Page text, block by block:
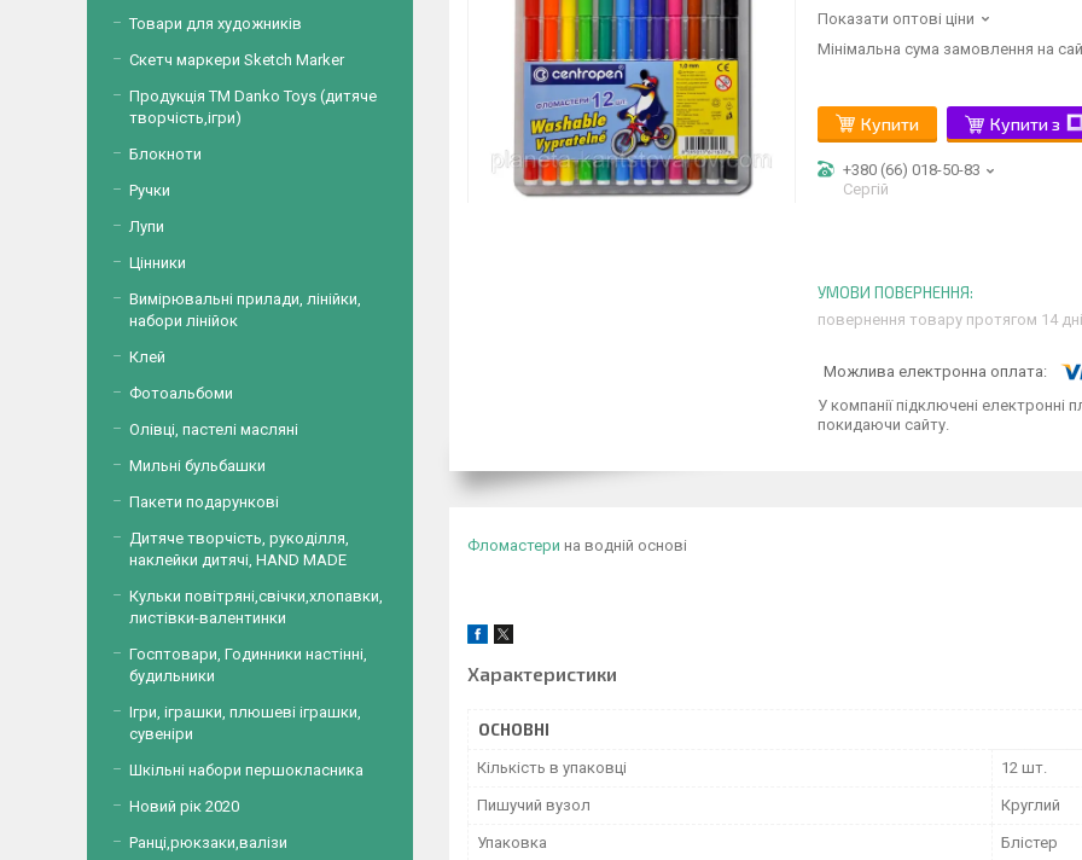
Показати оптові ціни
Мінімальна сума замовлення на
Купити Купити з
+380 (66) 018-50-83
Сергій
повернення товару протягом 14
У компанії підключені електронні
покидаючи сайту.
Фломастери на водній основі
Характеристики
ОСНОВНІ
Кількість в упаковці 12 шт.
Пишучий вузол Круглий
Упаковка Блістер
Товари для художників
Скетч маркери Sketch Marker
Продукція ТМ Danko Toys (дитяче
творчість,ігри)
Блокноти
Ручки
Лупи
Цінники
Вимірювальні прилади, лінійки,
набори лінійок
Клей
Фотоальбоми
Олівці, пастелі масляні
Мильні бульбашки
Пакети подарункові
Дитяче творчість, рукоділля,
наклейки дитячі, HAND MADE
Кульки повітряні,свічки,хлопавки,
листівки-валентинки
Госптовари, Годинники настінні,
будильники
Ігри, іграшки, плюшеві іграшки,
сувеніри
Шкільні набори першокласника
Новий рік 2020
Ранці,рюкзаки,валізи